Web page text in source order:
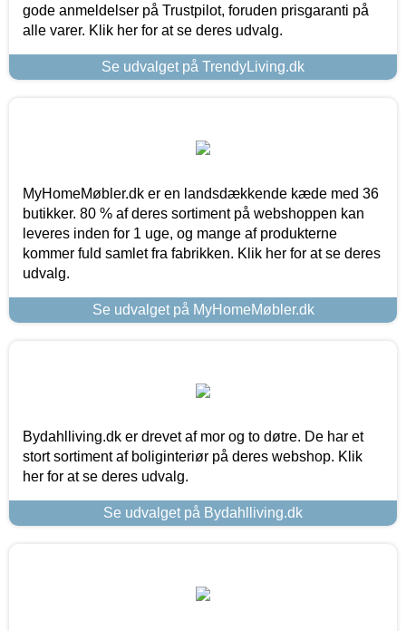
gode anmeldelser på Trustpilot, foruden prisgaranti på
alle varer. Klik her for at se deres udvalg.
Se udvalget på TrendyLiving.dk
MyHomeMøbler.dk er en landsdækkende kæde med 36
butikker. 80 % af deres sortiment på webshoppen kan
leveres inden for 1 uge, og mange af produkterne
kommer fuld samlet fra fabrikken. Klik her for at se deres
udvalg.
Se udvalget på MyHomeMøbler.dk
Bydahlliving.dk er drevet af mor og to døtre. De har et
stort sortiment af boliginteriør på deres webshop. Klik
her for at se deres udvalg.
Se udvalget på Bydahlliving.dk